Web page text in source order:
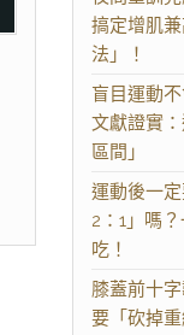
搞定增肌
法」！
盲目運動
文獻證實
區間」
運動後一
2：1」嗎
吃！
膝蓋前十
要「砍掉